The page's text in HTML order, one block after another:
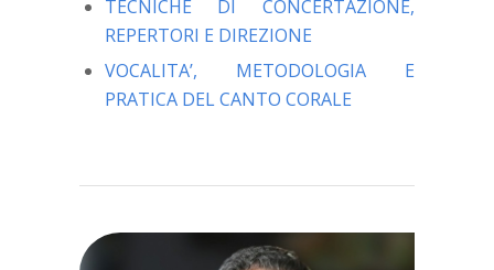
TECNICHE DI CONCERTAZIONE,
REPERTORI E DIREZIONE
VOCALITA’, METODOLOGIA E
PRATICA DEL CANTO CORALE